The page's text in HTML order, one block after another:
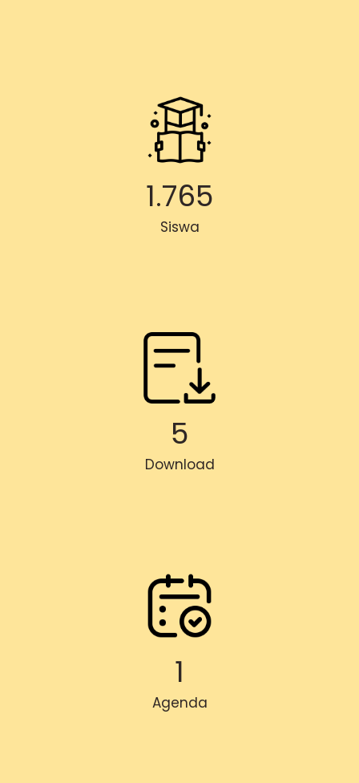
1.765
Siswa
5
Download
1
Agenda